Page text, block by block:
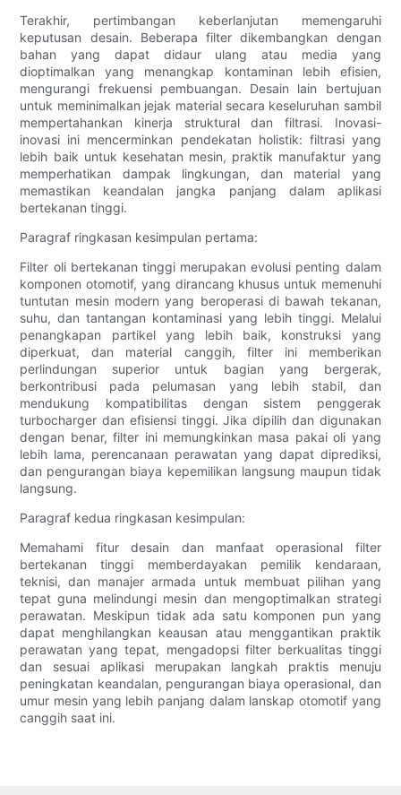
Terakhir, pertimbangan keberlanjutan memengaruhi
keputusan desain. Beberapa filter dikembangkan dengan
bahan yang dapat didaur ulang atau media yang
dioptimalkan yang menangkap kontaminan lebih efisien,
mengurangi frekuensi pembuangan. Desain lain bertujuan
untuk meminimalkan jejak material secara keseluruhan sambil
mempertahankan kinerja struktural dan filtrasi. Inovasi-
inovasi ini mencerminkan pendekatan holistik: filtrasi yang
lebih baik untuk kesehatan mesin, praktik manufaktur yang
memperhatikan dampak lingkungan, dan material yang
memastikan keandalan jangka panjang dalam aplikasi
bertekanan tinggi.
Paragraf ringkasan kesimpulan pertama:
Filter oli bertekanan tinggi merupakan evolusi penting dalam
komponen otomotif, yang dirancang khusus untuk memenuhi
tuntutan mesin modern yang beroperasi di bawah tekanan,
suhu, dan tantangan kontaminasi yang lebih tinggi. Melalui
penangkapan partikel yang lebih baik, konstruksi yang
diperkuat, dan material canggih, filter ini memberikan
perlindungan superior untuk bagian yang bergerak,
berkontribusi pada pelumasan yang lebih stabil, dan
mendukung kompatibilitas dengan sistem penggerak
turbocharger dan efisiensi tinggi. Jika dipilih dan digunakan
dengan benar, filter ini memungkinkan masa pakai oli yang
lebih lama, perencanaan perawatan yang dapat diprediksi,
dan pengurangan biaya kepemilikan langsung maupun tidak
langsung.
Paragraf kedua ringkasan kesimpulan:
Memahami fitur desain dan manfaat operasional filter
bertekanan tinggi memberdayakan pemilik kendaraan,
teknisi, dan manajer armada untuk membuat pilihan yang
tepat guna melindungi mesin dan mengoptimalkan strategi
perawatan. Meskipun tidak ada satu komponen pun yang
dapat menghilangkan keausan atau menggantikan praktik
perawatan yang tepat, mengadopsi filter berkualitas tinggi
dan sesuai aplikasi merupakan langkah praktis menuju
peningkatan keandalan, pengurangan biaya operasional, dan
umur mesin yang lebih panjang dalam lanskap otomotif yang
canggih saat ini.